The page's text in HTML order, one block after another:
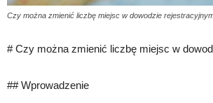
Czy można zmienić liczbę miejsc w dowodzie
# Czy można zmienić liczbę miejsc w
## Wprowadzenie